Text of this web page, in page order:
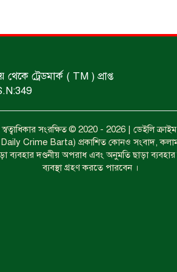
শিশুদের ফিরতে হবে খেলার
আটকের ঘটনা গত ২৪ ঘণ্টায়।
ধর্ষণের অভিযোগে গ্রেফতার।
ইয়াবাসহ কয়েকজন গ্রেপ্তার।
ট্রেডমার্ক ( TM ) প্রাপ্ত
স্বত্বাধিকার সংরক্ষিত © 2020 - 2026 | ডেইলি
( Daily Crime Barta) প্রকাশিত কোনও সংবাদ,
ব্যবহার দণ্ডনীয় অপরাধ এবং অনুমতি ছাড়া
ব্যবস্থা গ্রহণ করতে পারবেন ।